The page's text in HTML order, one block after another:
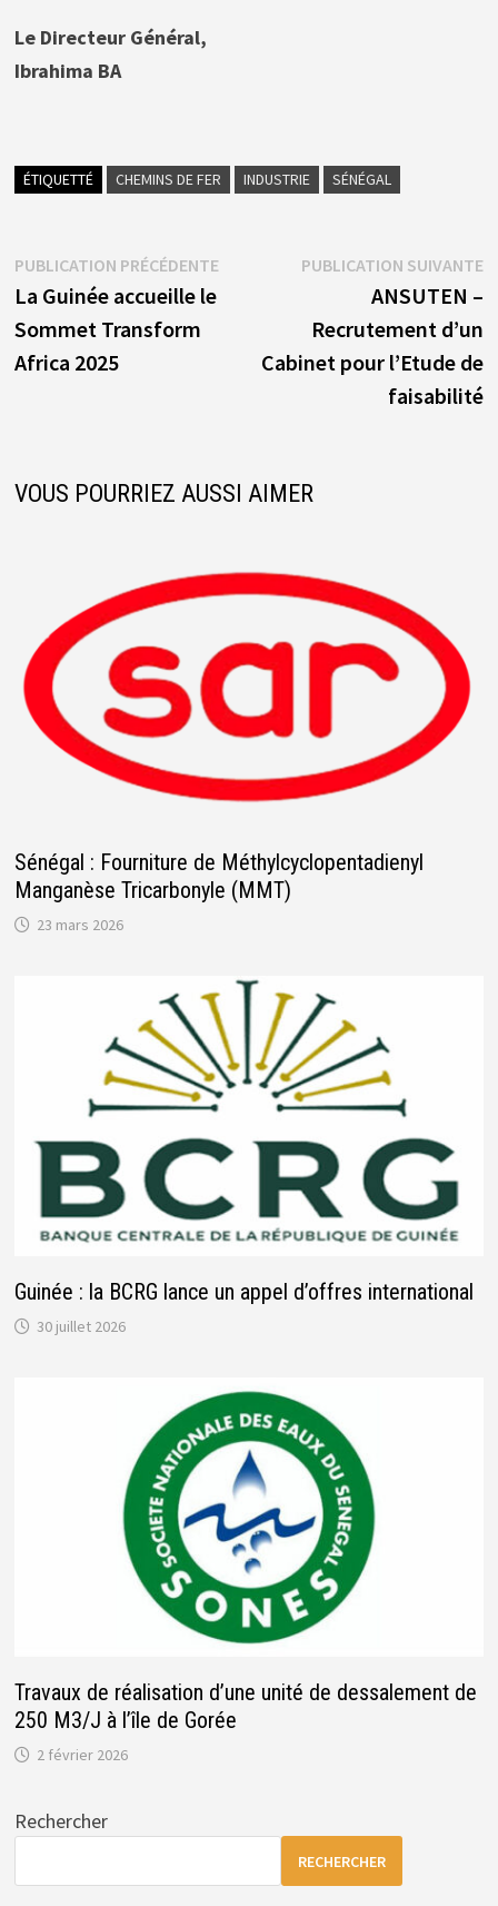
Le Directeur Général,
Ibrahima BA
ÉTIQUETTÉ CHEMINS DE FER INDUSTRIE SÉNÉGAL
Navigation
de
l’article
PUBLICATION PRÉCÉDENTEPublication
La Guinée accueille le
Sommet Transform
Africa 2025
PUBLICATION SUIVANTE
ANSUTEN –
Recrutement d’un
Cabinet pour l’Etude de
faisabilité
VOUS POURRIEZ AUSSI AIMER
Sénégal : Fourniture de Méthylcyclopentadienyl
Manganèse Tricarbonyle (MMT)
23 mars 2026
Guinée : la BCRG lance un appel d’offres international
30 juillet 2026
Travaux de réalisation d’une unité de dessalement de
250 M3/J à l’île de Gorée
2 février 2026
Rechercher
RECHERCHER